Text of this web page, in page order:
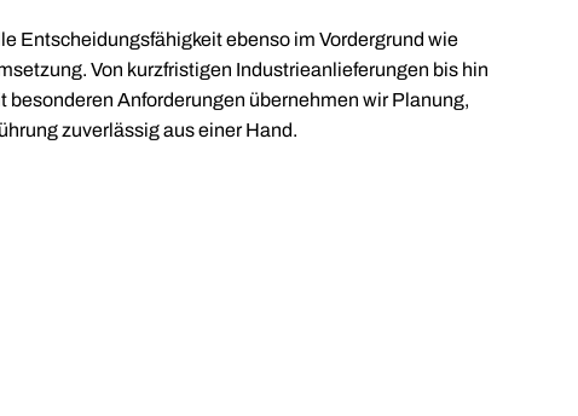
Entscheidungsfähigkeit ebenso im Vordergrund wie
Von kurzfristigen Industrieanlieferungen bis hin
besonderen Anforderungen übernehmen wir Planung,
zuverlässig aus einer Hand.